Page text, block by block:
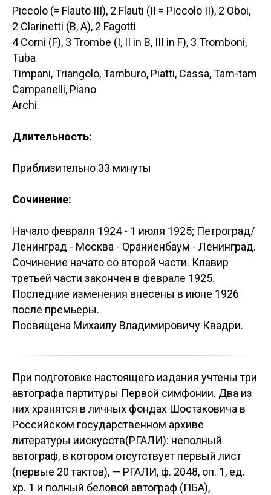
Piccolo (= Flauto III), 2 Flauti (II = Piccolo II), 2 Oboi,
2 Clarinetti (B, A), 2 Fagotti
4 Corni (F), 3 Trombe (I, II in B, III in F), 3 Tromboni,
Tuba
Timpani, Triangolo, Tamburo, Piatti, Cassa, Tam-tam
Campanelli, Piano
Archi
Длительность:
Приблизительно 33 минуты
Сочинение:
Начало февраля 1924 - 1 июля 1925; Петроград/
Ленинград - Москва - Ораниенбаум - Ленинград.
Сочинение начато со второй части. Клавир
третьей части закончен в феврале 1925.
Последние изменения внесены в июне 1926
после премьеры.
Посвящена Михаилу Владимировичу Квадри.
При подготовке настоящего издания учтены три
автографа партитуры Первой симфонии. Два из
них хранятся в личных фондах Шостаковича в
Российском государственном архиве
литературы иискусств(РГАЛИ): неполный
автограф, в котором отсутствует первый лист
(первые 20 тактов), — РГАЛИ, ф. 2048, оп. 1, ед.
хр. 1 и полный беловой автограф (ПБА),